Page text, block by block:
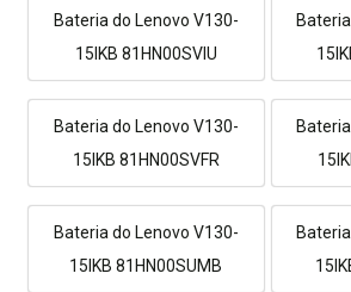
Bateria do Lenovo V130-
15IKB 81HN00SVIU
Bateria do Lenovo V130-
15IKB 81HN00SVFR
Bateria do Lenovo V130-
15IKB 81HN00SUMB